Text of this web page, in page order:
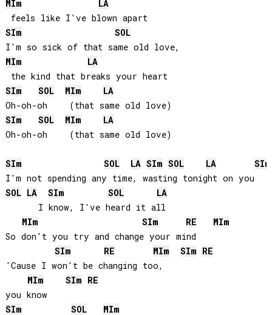
MIm
LA
feels like I've blown apart
SIm
SOL
MIm
LA
the kind that breaks your heart
SIm SOL MIm
LA
SIm SOL MIm
LA
Oh-oh-oh    (that same old love)
SIm SOL LA SIm SOL LA SIm
SOL LA SIm SOL
LA
      I know, I've heard it all
MIm SIm RE MIm
So don't you try and change your mind
SIm RE MIm SIm RE
'Cause I won't be changing too,
MIm SIm RE
you know
SIm SOL MIm